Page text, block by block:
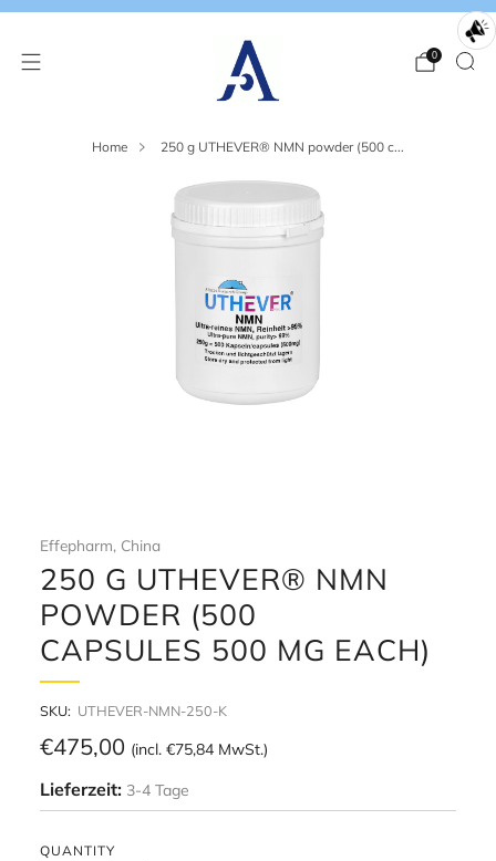
0
Home 250 g UTHEVER® NMN powder (500 c...
Effepharm, China
250 G UTHEVER® NMN
POWDER (500
CAPSULES 500 MG EACH)
SKU: UTHEVER-NMN-250-K
Regular
price
€475,00 (incl. €75,84 MwSt.)
Lieferzeit: 3-4 Tage
QUANTITY